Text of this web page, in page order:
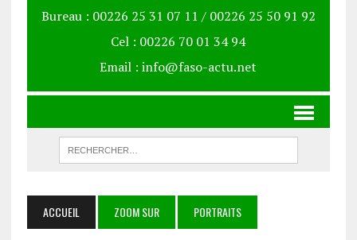
Bureau : 00226 25 31 07 11 / 00226 25 50 91 92
Cel : 00226 70 01 34 94
Email : info@faso-actu.net
ACCUEIL ZOOM SUR PORTRAITS